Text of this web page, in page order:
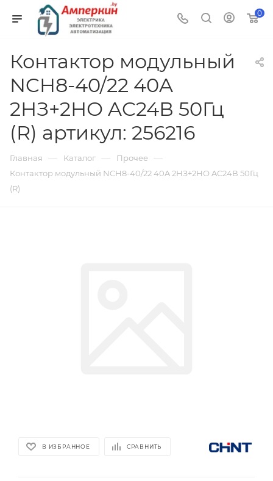
0
Контактор модульный
NCH8-40/22 40A
2НЗ+2НО AC24В 50Гц
(R) артикул: 256216
Главная — Каталог — Прочее —
Контактор модульный NCH8-40/22 40A 2НЗ+2НО AC24В 50Гц
(R)
В ИЗБРАННОЕ СРАВНИТЬ